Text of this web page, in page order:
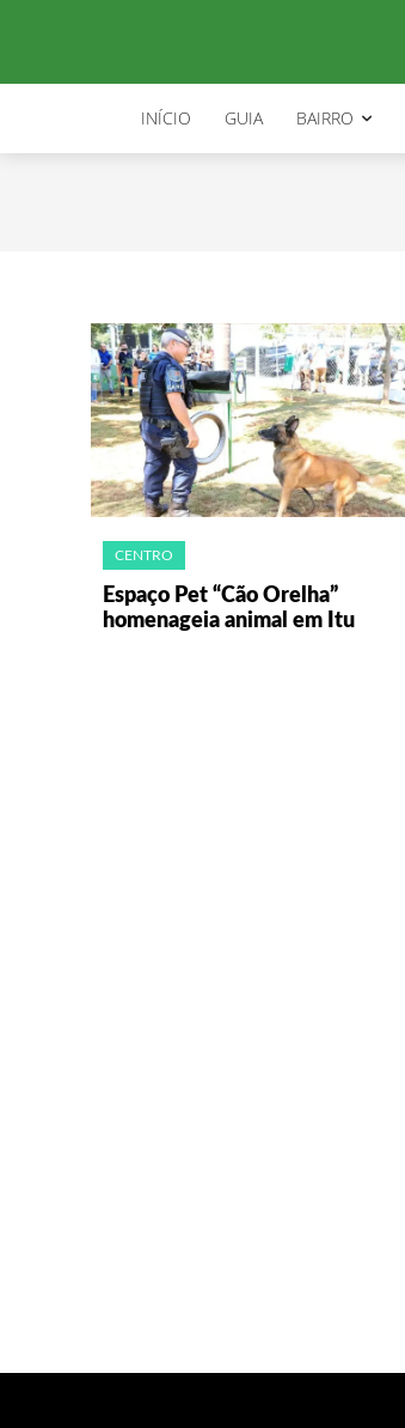
INÍCIO GUIA BAIRRO
decreto cão orelha
CENTRO
Espaço Pet “Cão Orelha”
homenageia animal em Itu